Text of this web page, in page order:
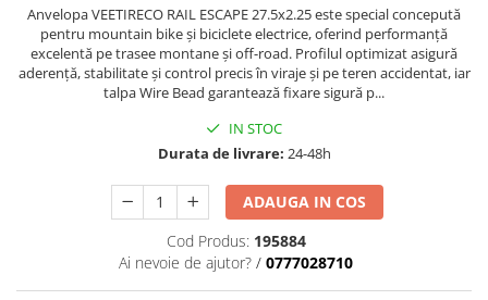
Anvelopa VEETIRECO RAIL ESCAPE 27.5x2.25 este special concepută
pentru mountain bike și biciclete electrice, oferind performanță
excelentă pe trasee montane și off-road. Profilul optimizat asigură
aderență, stabilitate și control precis în viraje și pe teren accidentat, iar
talpa Wire Bead garantează fixare sigură p...
IN STOC
Durata de livrare: 24-48h
ADAUGA IN COS
Cod Produs: 195884
Ai nevoie de ajutor? / 0777028710